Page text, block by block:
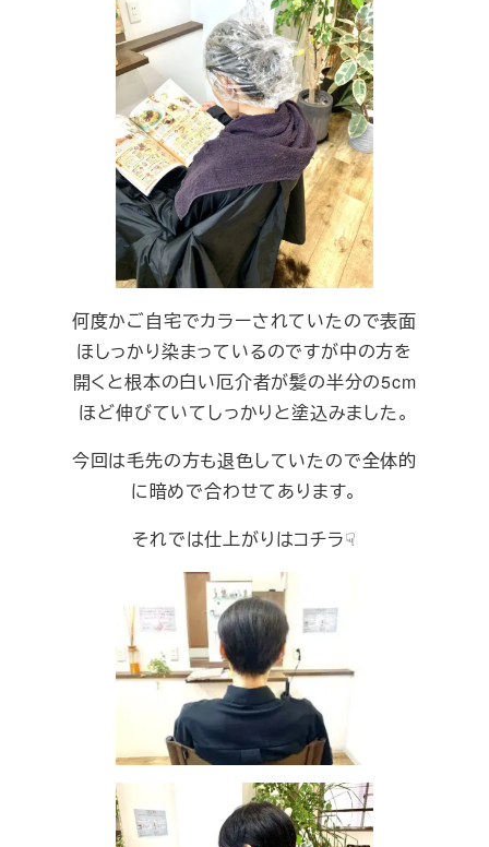
何度かご自宅でカラーされていたので表面
ほしっかり染まっているのですが中の方を
開くと根本の白い厄介者が髪の半分の5cm
ほど伸びていてしっかりと塗込みました。
今回は毛先の方も退色していたので全体的
に暗めで合わせてあります。
それでは仕上がりはコチラ☟